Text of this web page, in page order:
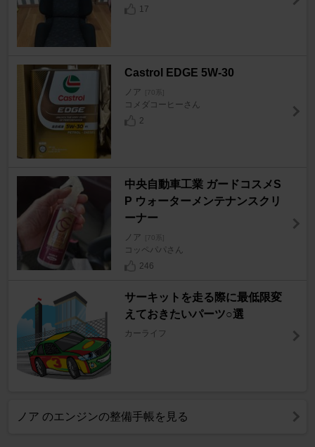
17
Castrol EDGE 5W-30
ノア [70系]
コメダコーヒーさん
2
中央自動車工業 ガードコスメS
P ウォーターメンテナンスクリ
ーナー
ノア [70系]
コッペパパさん
246
サーキットを走る際に最低限変
えておきたいパーツ○選
カーライフ
ノア のエンジンの整備手帳を見る